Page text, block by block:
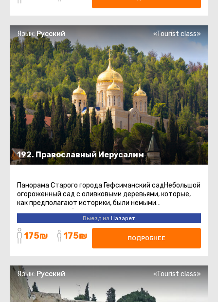
192. Православный Иерусалим
Язык:Русский «Tourist class»
Панорама Старого города Гефсиманский садНебольшой
огороженный сад с оливковыми деревьями, которые,
как предполагают историки, были немыми
свидетелями событий, развернувшихся ...
Выезд из Назарет
175₪ 175₪ ПОДРОБНЕЕ
Язык: Русский «Tourist class»